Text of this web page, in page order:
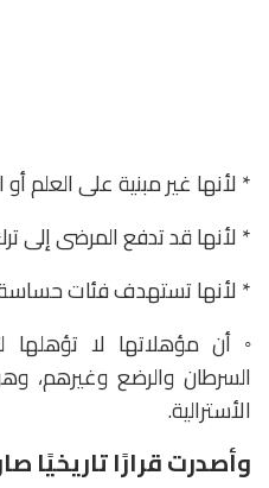
* لأنها غير مبنية على العلم أو
* لأنها قد تدفع المرضى إلى
* لأنها تستهدف فئات
◦ أن مؤهلاتها لا تؤهلها
السرطان والرضع وغيرهم،
الأسترالية.
وأصدرت قرارًا تاريخيًا صارمًا في 24